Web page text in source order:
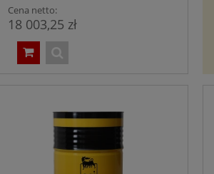
Cena netto:
18 003,25 zł